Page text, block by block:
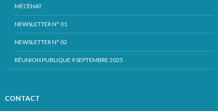
MÉCÉNAT
NEWSLETTER N° 01
NEWSLETTER N° 02
RÉUNION PUBLIQUE 9 SEPTEMBRE 2025
CONTACT